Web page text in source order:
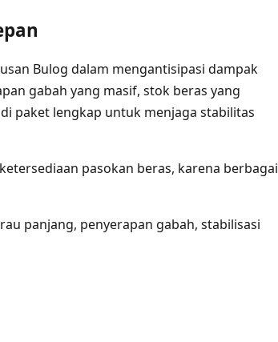
Bulog dalam mengantisipasi dampak
gabah yang masif, stok beras yang
paket lengkap untuk menjaga stabilitas
pasokan beras, karena berbagai
panjang, penyerapan gabah, stabilisasi